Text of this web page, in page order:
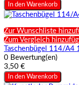
In den Warenkorb
Zur Wunschliste
Zum Vergleich
Taschenbügel 114/
0 Bewertung(en)
3,50 €
In den Warenkorb